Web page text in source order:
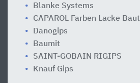
Blanke Systems
CAPAROL Farben Lacke
Danogips
Baumit
SAINT-GOBAIN RIGIPS
Knauf Gips